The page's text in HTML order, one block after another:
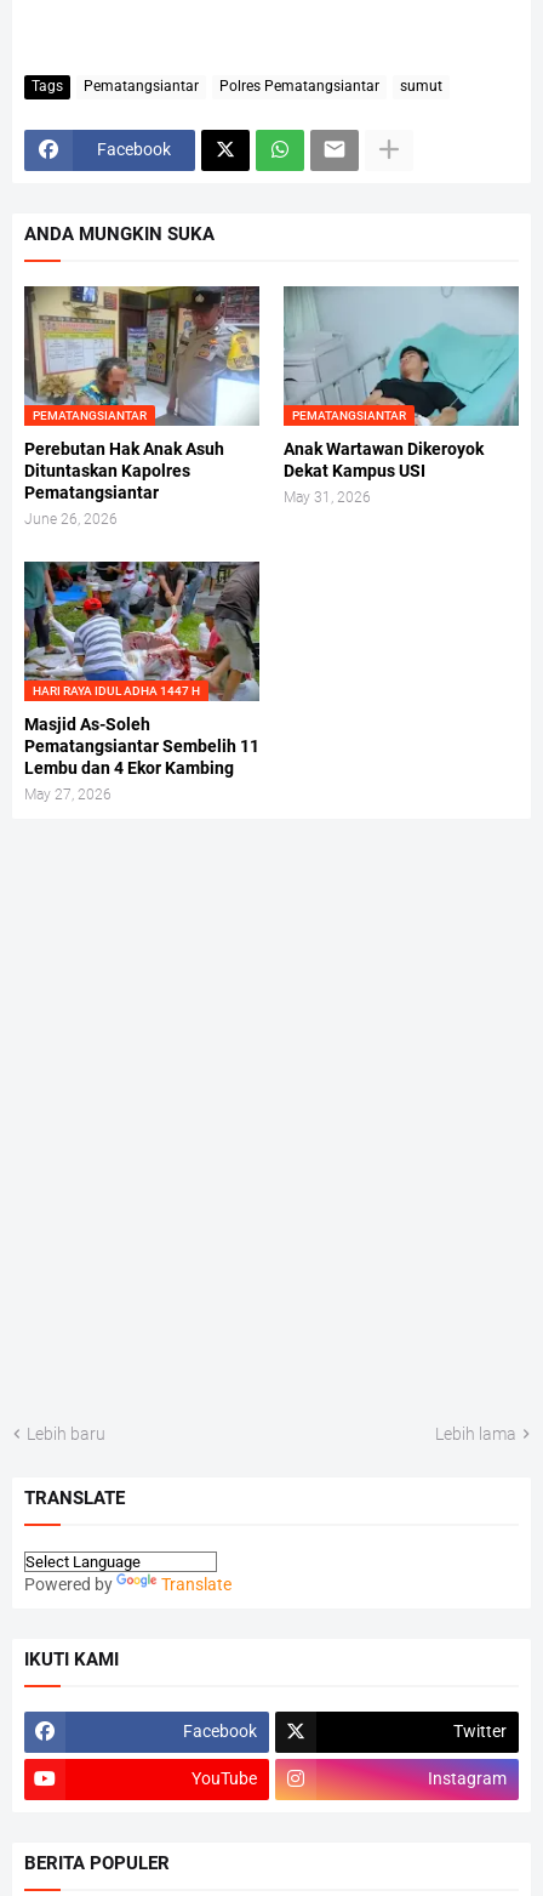
Tags Pematangsiantar Polres Pematangsiantar sumut
Facebook
ANDA MUNGKIN SUKA
PEMATANGSIANTAR
Perebutan Hak Anak Asuh
Dituntaskan Kapolres
Pematangsiantar
June 26, 2026
PEMATANGSIANTAR
Anak Wartawan Dikeroyok
Dekat Kampus USI
May 31, 2026
HARI RAYA IDUL ADHA 1447 H
Masjid As-Soleh
Pematangsiantar Sembelih 11
Lembu dan 4 Ekor Kambing
May 27, 2026
Lebih baru Lebih lama
TRANSLATE
Powered by Translate
IKUTI KAMI
Facebook Twitter
YouTube Instagram
BERITA POPULER